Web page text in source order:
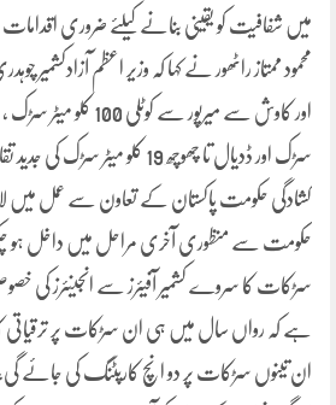
میں شفافیت کو یقینی بنانے کیلئے ضروری
محمود ممتاز راٹھور نے کہا کہ وزیر اعظم آزادکشمیر
سڑک اور ڈدیال تا چھوچھ 19 کلو
کشادگی حکومت پاکستان کے تعاون سے عمل میں
حکومت سے منظوری آخری مراحل میں داخل ہو
سڑکات کا سروے کشمیر آفیئرز سے انجینئرز کی
ہے کہ رواں سال میں ہی ان سڑکات پر ترقیاتی
ان تینوں سڑکات پر دو انچ کارپٹنگ کی جائے